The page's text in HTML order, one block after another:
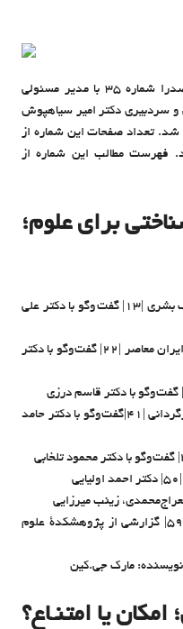
فصلنامه تخصصی علوم انسانی اسلامی صدرا شماره ۳۵ با مدیر مسئولی
و سردبیری دکتر امیر سیاهپوش
تعداد صفحات این شماره از
باشد. فهرست مطالب این شماره از
برای علوم؛
تبیین جایگاه علوم شناختی در سپهر معارف بشری |۱۳| گفت وگو با دکتر علی
حاکمیت پوزیتیویسم بر علوم شناختی در ایران معاصر |۲۲| گفت‌وگو با دکتر
علوم شناختی؛ گریزگاه علوم انسانی از سرگردانی |۴۱|گفت‌وگو با دکتر حامد
معرفی نخستین مرکز شناختی در ایران |۵۹| گزارشی از پژوهشکدۀ علوم
امکان یا امتنـاع؟